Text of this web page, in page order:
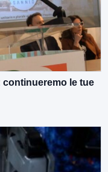
continueremo le tue